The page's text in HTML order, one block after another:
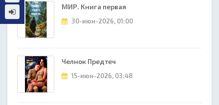
МИР. Книга первая
30-июн-2026, 01:00
Челнок Предтеч
15-июн-2026, 03:48